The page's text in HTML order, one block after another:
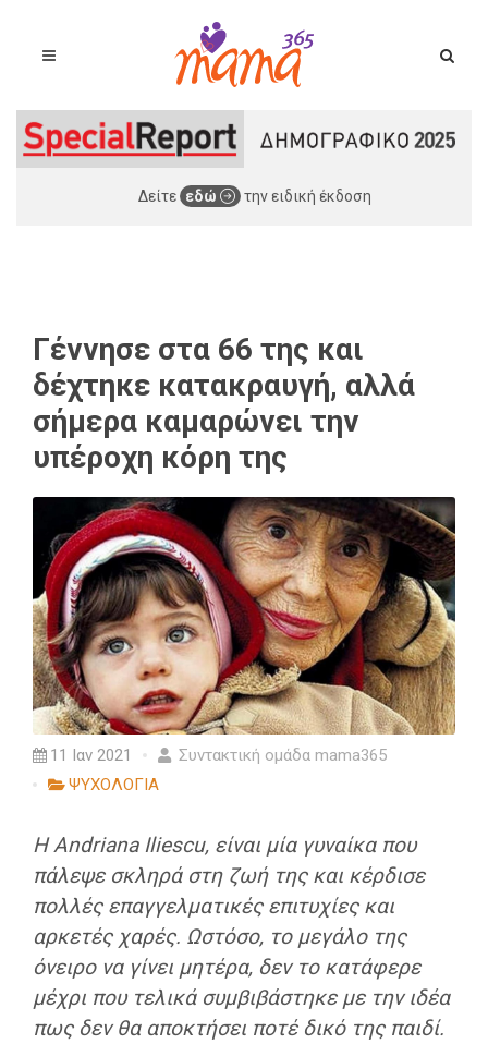
Δείτε εδώ την ειδική έκδοση
Γέννησε στα 66 της και
δέχτηκε κατακραυγή, αλλά
σήμερα καμαρώνει την
υπέροχη κόρη της
11 Ιαν 2021
Συντακτική ομάδα mama365
ΨΥΧΟΛΟΓΙΑ
Η Αndriana Iliescu, είναι μία γυναίκα που
πάλεψε σκληρά στη ζωή της και κέρδισε
πολλές επαγγελματικές επιτυχίες και
αρκετές χαρές. Ωστόσο, το μεγάλο της
όνειρο να γίνει μητέρα, δεν το κατάφερε
μέχρι που τελικά συμβιβάστηκε με την ιδέα
πως δεν θα αποκτήσει ποτέ δικό της παιδί.